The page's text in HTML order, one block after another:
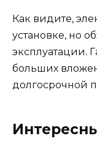
Как видите,
установке, но
эксплуатации.
больших
долгосрочной